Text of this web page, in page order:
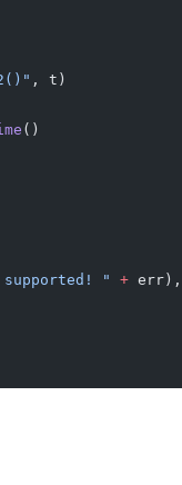
, t)
()
" + err),